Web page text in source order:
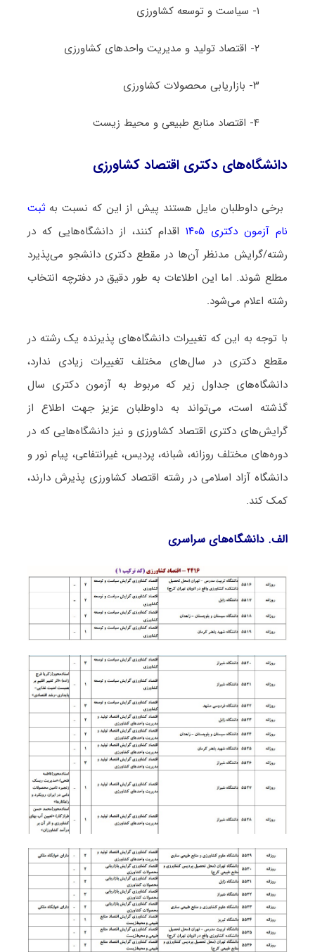
۱- ﺳﻴﺎﺳﺖ و ﺗﻮﺳﻌﻪ ﻛﺸﺎورزی
۲- اﻗﺘﺼﺎد ﺗﻮﻟﻴﺪ و ﻣﺪﻳﺮﻳﺖ واﺣﺪﻫﺎی ﻛﺸﺎورزی
۳- ﺑﺎزارﻳﺎبی ﻣﺤﺼﻮﻻت ﻛﺸﺎورزی
۴- اﻗﺘﺼﺎد ﻣﻨﺎﺑﻊ طبیعی و ﻣﺤﻴﻂ زﻳﺴﺖ
دانشگاه‌های دکتری اﻗﺘﺼﺎد ﻛﺸﺎورزی
برخی داوطلبان مایل هستند پیش از این که نسبت به ثبت
نام آزمون دکتری ۱۴۰۵
اقدام کنند، از دانشگاه‌هایی که در
رشته/گرایش مدنظر آن‌ها در مقطع دکتری دانشجو می‌پذیرد
مطلع شوند. اما این اطلاعات به طور دقیق در دفترچه انتخاب
رشته اعلام می‌شود.
با توجه به این که تغییرات دانشگاه‌های پذیرنده یک رشته در
مقطع دکتری در سال‌های مختلف تغییرات زیادی ندارد،
دانشگاه‌های جداول زیر که مربوط به آزمون دکتری سال
گذشته است، می‌تواند به داوطلبان عزیز جهت اطلاع از
گرایش‌های دکتری اﻗﺘﺼﺎد ﻛﺸﺎورزی و نیز دانشگاه‌هایی که در
دوره‌های مختلف روزانه، شبانه، پردیس، غیرانتفاعی، پیام نور و
دانشگاه آزاد اﺳﻼمی در رشته اﻗﺘﺼﺎد ﻛﺸﺎورزی پذیرش دارند،
کمک کند.
الف. دانشگاه‌های سراسری